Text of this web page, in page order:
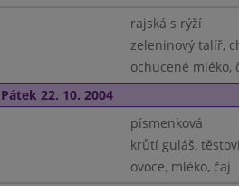
rajská s rýží
zeleninový talíř,
ochucené mléko,
Pátek 22. 10. 2004
písmenková
krůtí guláš,
ovoce, mléko, čaj